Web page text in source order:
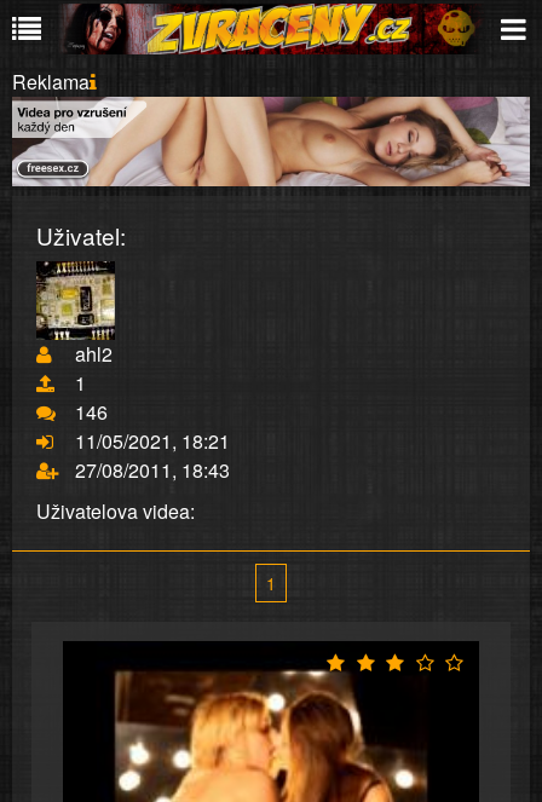
Reklama
Uživatel:
ahl2
1
146
11/05/2021, 18:21
27/08/2011, 18:43
Uživatelova videa:
1